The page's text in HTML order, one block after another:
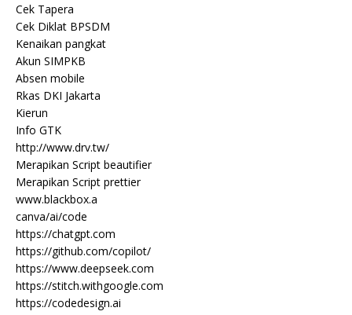
Cek Tapera
Cek Diklat BPSDM
Kenaikan pangkat
Akun SIMPKB
Absen mobile
Rkas DKI Jakarta
Kierun
Info GTK
http://www.drv.tw/
Merapikan Script beautifier
Merapikan Script prettier
www.blackbox.a
canva/ai/code
https://chatgpt.com
https://github.com/copilot/
https://www.deepseek.com
https://stitch.withgoogle.com
https://codedesign.ai